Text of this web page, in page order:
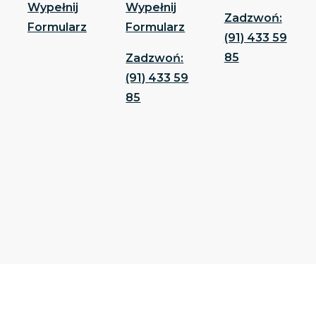
Wypełnij
Formularz
Wypełnij
Formularz
Zadzwoń:
(91) 433 59
85
Zadzwoń:
(91) 433 59
85